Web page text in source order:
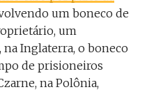
um boneco de
um
Inglaterra, o boneco
de prisioneiros
na Polônia,